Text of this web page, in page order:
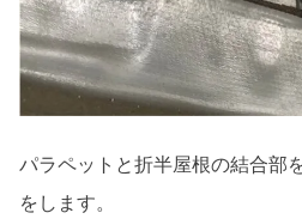
パラペットと折半屋根の結合部
をします。